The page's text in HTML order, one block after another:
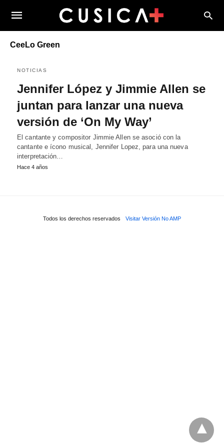
CeeLo Green
NOTICIAS
Jennifer López y Jimmie Allen se
juntan para lanzar una nueva
versión de ‘On My Way’
El cantante y compositor Jimmie Allen se asoció con la
cantante e ícono musical, Jennifer Lopez, para una nueva
interpretación…
Hace 4 años
Todos los derechos reservados Visitar Versión No AMP